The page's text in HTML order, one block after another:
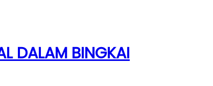
DALAM BINGKAI